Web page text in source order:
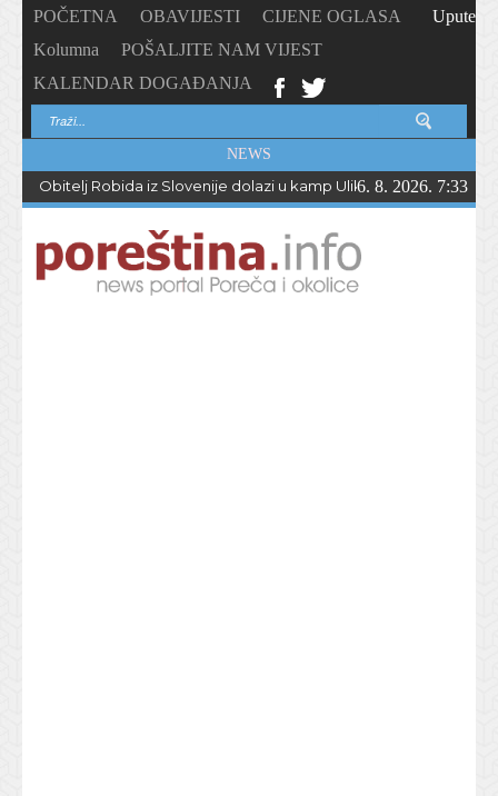
POČETNA OBAVIJESTI
CIJENE OGLASA
Kolumna
POŠALJITE NAM VIJEST
KALENDAR DOGAĐANJA
Upute
NEWS
Obitelj Robida iz Slovenije dolazi u kamp Ulika već 50 godina !
6. 8. 2026. 7:33